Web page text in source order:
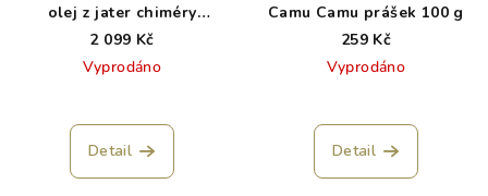
olej z jater chiméry
podivné 50 ml
2 099 Kč
Vyprodáno
Detail
Camu Camu prášek 100 g
259 Kč
Vyprodáno
Detail